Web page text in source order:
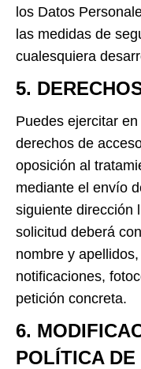
los Datos
las medidas de
cualesquiera
5.
Puedes ejercitar
derechos de
oposición al
mediante el envío
siguiente dirección
solicitud deberá
nombre y
notificaciones,
petición concreta.
6.
POLÍTICA